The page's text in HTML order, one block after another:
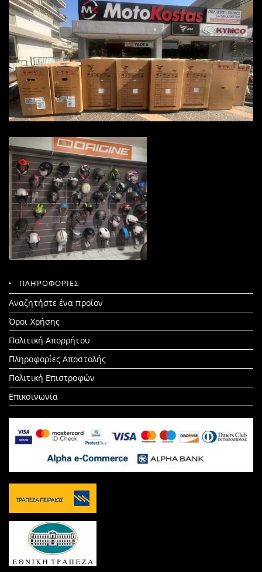
ΠΛΗΡΟΦΟΡΙΕΣ
Αναζητήστε ένα προίον
Search
for:
Όροι Χρήσης
Πολιτική Απορρήτου
Πληροφορίες Αποστολής
Πολιτική Επιστροφών
Επικοινωνία